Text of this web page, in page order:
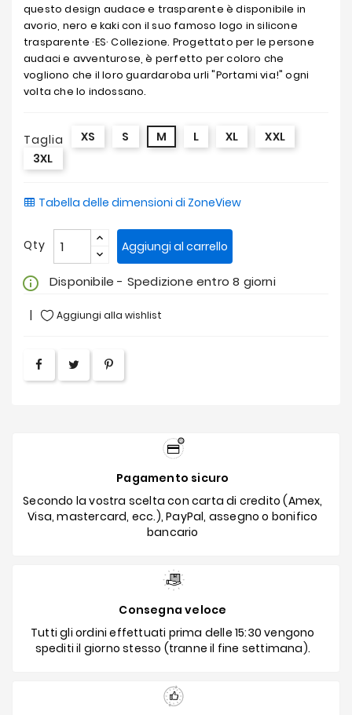
questo design audace e trasparente è disponibile in
avorio, nero e kaki con il suo famoso logo in silicone
trasparente ·ES· Collezione. Progettato per le persone
audaci e avventurose, è perfetto per coloro che
vogliono che il loro guardaroba urli "Portami via!" ogni
volta che lo indossano.
Taglia XS S M L XL
XXL
3XL
Tabella delle dimensioni di ZoneView
Qty Aggiungi al carrello
info_outline Disponibile - Spedizione entro 8 giorni
Aggiungi alla wishlist
Pagamento sicuro
Secondo la vostra scelta con carta di credito (Amex,
Visa, mastercard, ecc.), PayPal, assegno o bonifico
bancario
Consegna veloce
Tutti gli ordini effettuati prima delle 15:30 vengono
spediti il giorno stesso (tranne il fine settimana).